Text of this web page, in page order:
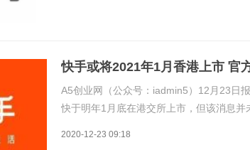
快手或将2021年1月香港上市 官
A5创业网（公众号：iadmin5）12月23日
快于明年1月底在港交所上市，但该消息
是怎么一回事吧。据南华早报报道，知情
月底在港交所上市。知情人士称，明年1
2020-12-23 09:18